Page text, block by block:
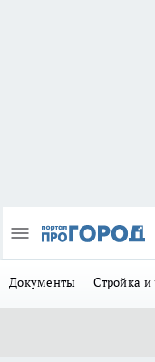
Документы Стройка